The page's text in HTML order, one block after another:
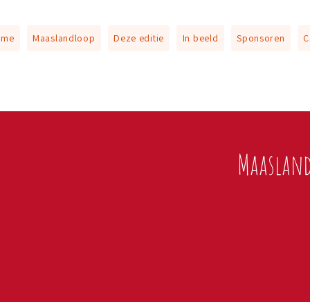
Maaslandloop Deze editie In beeld Sponsoren